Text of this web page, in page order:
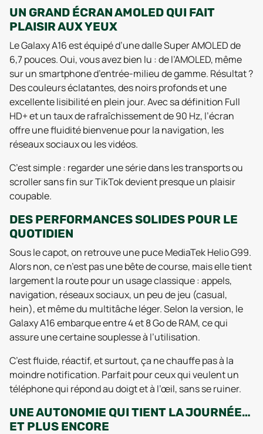
UN GRAND ÉCRAN AMOLED QUI FAIT
PLAISIR AUX YEUX
Le Galaxy A16 est équipé d’une dalle Super AMOLED de
6,7 pouces. Oui, vous avez bien lu : de l’AMOLED, même
sur un smartphone d’entrée-milieu de gamme. Résultat ?
Des couleurs éclatantes, des noirs profonds et une
excellente lisibilité en plein jour. Avec sa définition Full
HD+ et un taux de rafraîchissement de 90 Hz, l’écran
offre une fluidité bienvenue pour la navigation, les
réseaux sociaux ou les vidéos.
C’est simple : regarder une série dans les transports ou
scroller sans fin sur TikTok devient presque un plaisir
coupable.
DES PERFORMANCES SOLIDES POUR LE
QUOTIDIEN
Sous le capot, on retrouve une puce MediaTek Helio G99.
Alors non, ce n’est pas une bête de course, mais elle tient
largement la route pour un usage classique : appels,
navigation, réseaux sociaux, un peu de jeu (casual,
hein), et même du multitâche léger. Selon la version, le
Galaxy A16 embarque entre 4 et 8 Go de RAM, ce qui
assure une certaine souplesse à l’utilisation.
C’est fluide, réactif, et surtout, ça ne chauffe pas à la
moindre notification. Parfait pour ceux qui veulent un
téléphone qui répond au doigt et à l’œil, sans se ruiner.
UNE AUTONOMIE QUI TIENT LA JOURNÉE…
ET PLUS ENCORE